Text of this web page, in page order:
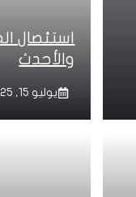
استئصال
والأحدث
يوليو 15, 2025